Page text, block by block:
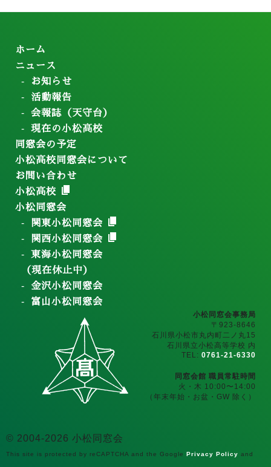
ホーム
ニュース
お知らせ
活動報告
会報誌（天守台）
現在の小松高校
同窓会の予定
小松高校同窓会について
お問い合わせ
小松高校
小松同窓会
関東小松同窓会
関西小松同窓会
東海小松同窓会
（現在休止中）
金沢小松同窓会
富山小松同窓会
小松同窓会事務局
〒923-8646
石川県小松市丸内町二ノ丸15
石川県立小松高等学校 内
TEL: 0761-21-6330
同窓会館 職員常駐時間
火・木 10:00〜14:00
（年末年始・お盆・GW 除く）
© 2004-2026 小松同窓会
This site is protected by reCAPTCHA and the Google Privacy Policy and